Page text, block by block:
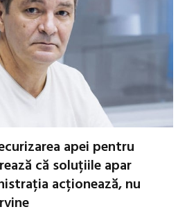
apei pentru
că soluțiile apar
acționează, nu